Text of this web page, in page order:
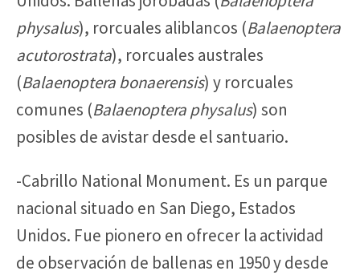
physalus), rorcuales aliblancos (Balaenoptera
acutorostrata), rorcuales australes
(Balaenoptera bonaerensis) y rorcuales
comunes (Balaenoptera physalus) son
posibles de avistar desde el santuario.
-Cabrillo National Monument. Es un parque
nacional situado en San Diego, Estados
Unidos. Fue pionero en ofrecer la actividad
de observación de ballenas en 1950 y desde